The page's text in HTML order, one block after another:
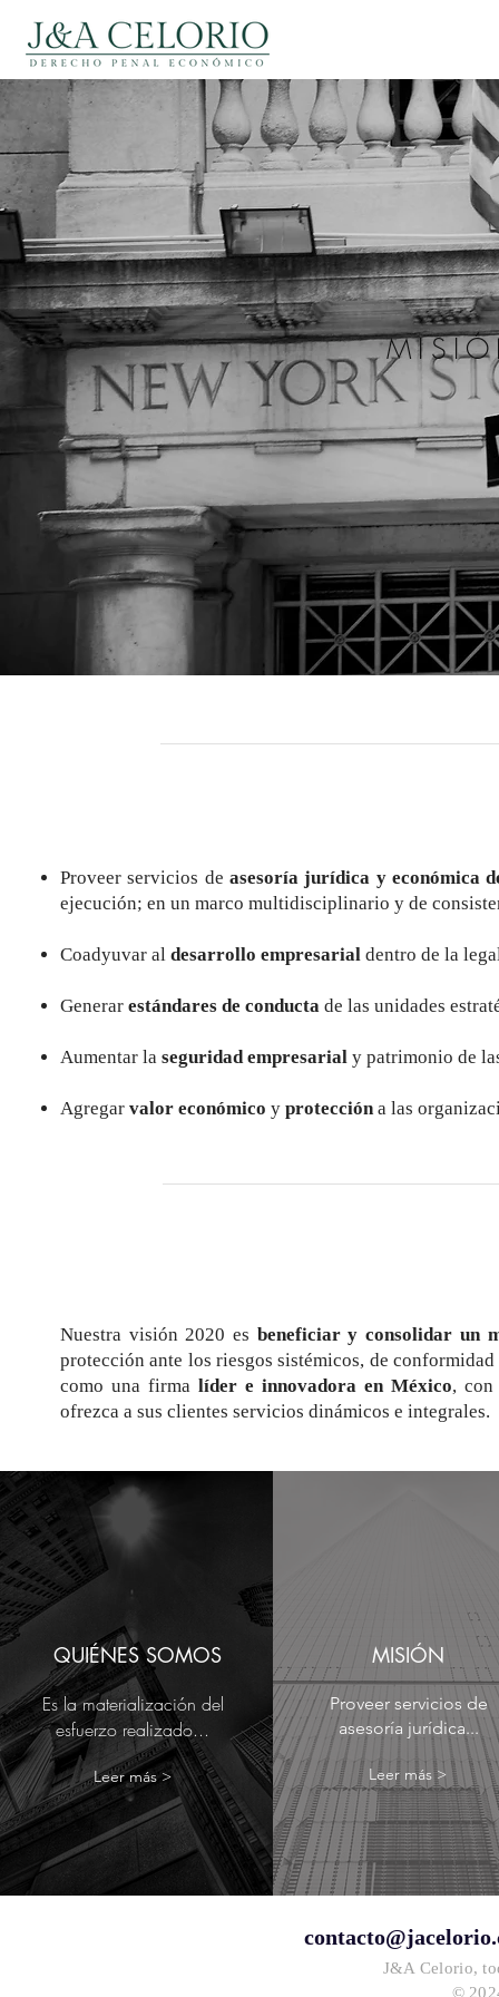
Proveer servicios deasesoría jurídica y económica
ejecución; en un marco multidisciplinario y de
Coadyuvar al desarrollo empresarial dentro de la
Generar estándares de conducta de las unidades
Aumentar la seguridad empresarial y patrimonio de
Agregar valor económico y proteccióna las
Nuestra visión 2020 es beneficiar y consolidar un
protección ante los riesgos sistémicos, de
como una firma líder e innovadora en México, con
ofrezca a sus clientes servicios dinámicos e integrales.
QUIÉNES SOMOS
Es la materialización del
esfuerzo realizado...
Leer más >
MISIÓN
Proveer servicios de
asesoría jurídica...
Leer más >
J&A Celorio,
©